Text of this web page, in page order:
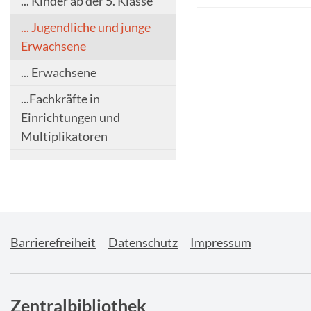
... Jugendliche und junge
Erwachsene
... Erwachsene
...Fachkräfte in
Einrichtungen und
Multiplikatoren
Barrierefreiheit Datenschutz Impressum
Zentralbibliothek